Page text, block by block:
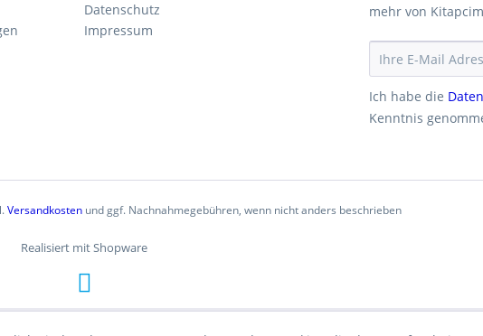
Datenschutz
Impressum
mehr von
Ich habe die
Kenntnis
Versandkostenund ggf. Nachnahmegebühren, wenn nicht anders beschrieben
Realisiert mit Shopware